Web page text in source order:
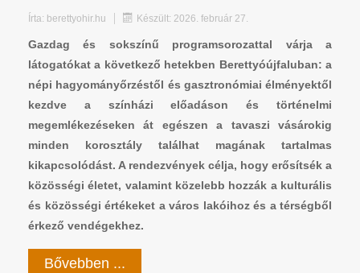
Írta: berettyohir.hu Készült: 2026. február 27.
Gazdag és sokszínű programsorozattal várja a
látogatókat a következő hetekben Berettyóújfaluban: a
népi hagyományőrzéstől és gasztronómiai élményektől
kezdve a színházi előadáson és történelmi
megemlékezéseken át egészen a tavaszi vásárokig
minden korosztály találhat magának tartalmas
kikapcsolódást. A rendezvények célja, hogy erősítsék a
közösségi életet, valamint közelebb hozzák a kulturális
és közösségi értékeket a város lakóihoz és a térségből
érkező vendégekhez.
Bővebben ...